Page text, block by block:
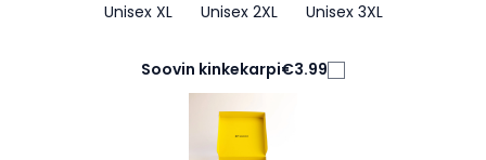
Unisex XL Unisex 2XL Unisex 3XL
Soovin kinkekarpi€3.99